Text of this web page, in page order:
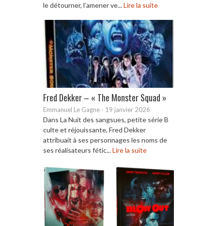
le détourner, l’amener ve...Lire la suite
Fred Dekker – « The Monster Squad »
Emmanuel Le Gagne - 19 janvier 2026
Dans La Nuit des sangsues, petite série B
culte et réjouissante, Fred Dekker
attribuait à ses personnages les noms de
ses réalisateurs fétic...Lire la suite